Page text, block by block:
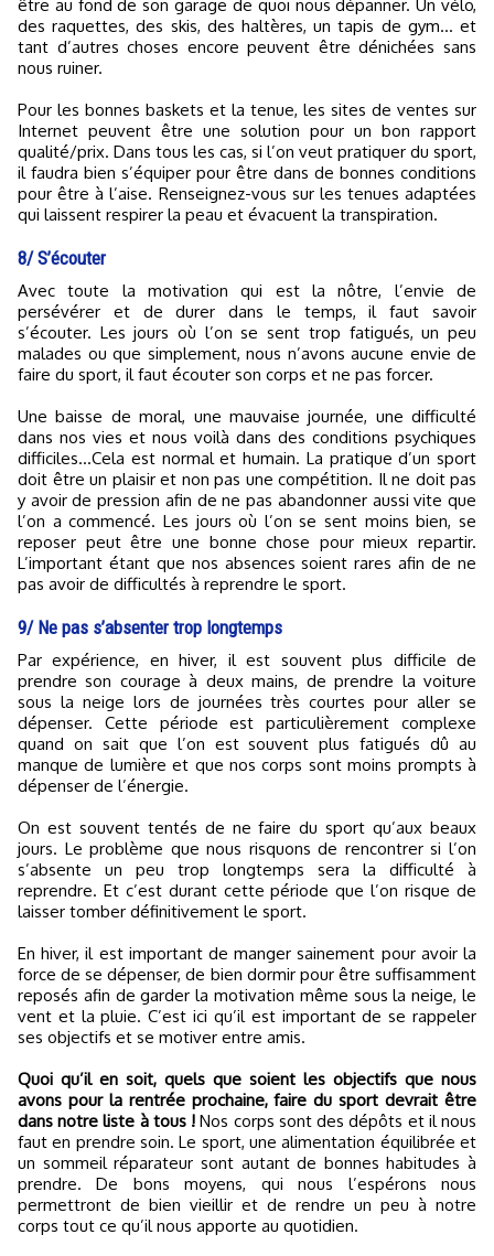
être au fond de son garage de quoi nous dépanner. Un vélo,
des raquettes, des skis, des haltères, un tapis de gym… et
tant d’autres choses encore peuvent être dénichées sans
nous ruiner.
Pour les bonnes baskets et la tenue, les sites de ventes sur
Internet peuvent être une solution pour un bon rapport
qualité/prix. Dans tous les cas, si l’on veut pratiquer du sport,
il faudra bien s’équiper pour être dans de bonnes conditions
pour être à l’aise. Renseignez-vous sur les tenues adaptées
qui laissent respirer la peau et évacuent la transpiration.
8/ S’écouter
Avec toute la motivation qui est la nôtre, l’envie de
persévérer et de durer dans le temps, il faut savoir
s’écouter. Les jours où l’on se sent trop fatigués, un peu
malades ou que simplement, nous n’avons aucune envie de
faire du sport, il faut écouter son corps et ne pas forcer.
Une baisse de moral, une mauvaise journée, une difficulté
dans nos vies et nous voilà dans des conditions psychiques
difficiles…Cela est normal et humain. La pratique d’un sport
doit être un plaisir et non pas une compétition. Il ne doit pas
y avoir de pression afin de ne pas abandonner aussi vite que
l’on a commencé. Les jours où l’on se sent moins bien, se
reposer peut être une bonne chose pour mieux repartir.
L’important étant que nos absences soient rares afin de ne
pas avoir de difficultés à reprendre le sport.
9/ Ne pas s’absenter trop longtemps
Par expérience, en hiver, il est souvent plus difficile de
prendre son courage à deux mains, de prendre la voiture
sous la neige lors de journées très courtes pour aller se
dépenser. Cette période est particulièrement complexe
quand on sait que l’on est souvent plus fatigués dû au
manque de lumière et que nos corps sont moins prompts à
dépenser de l’énergie.
On est souvent tentés de ne faire du sport qu’aux beaux
jours. Le problème que nous risquons de rencontrer si l’on
s’absente un peu trop longtemps sera la difficulté à
reprendre. Et c’est durant cette période que l’on risque de
laisser tomber définitivement le sport.
En hiver, il est important de manger sainement pour avoir la
force de se dépenser, de bien dormir pour être suffisamment
reposés afin de garder la motivation même sous la neige, le
vent et la pluie. C’est ici qu’il est important de se rappeler
ses objectifs et se motiver entre amis.
Quoi qu’il en soit, quels que soient les objectifs que nous
avons pour la rentrée prochaine, faire du sport devrait être
dans notre liste à tous ! Nos corps sont des dépôts et il nous
faut en prendre soin. Le sport, une alimentation équilibrée et
un sommeil réparateur sont autant de bonnes habitudes à
prendre. De bons moyens, qui nous l’espérons nous
permettront de bien vieillir et de rendre un peu à notre
corps tout ce qu’il nous apporte au quotidien.